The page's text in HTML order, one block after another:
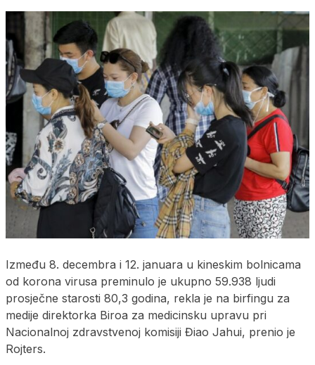
Između 8. decembra i 12. januara u kineskim bolnicama
od korona virusa preminulo je ukupno 59.938 ljudi
prosječne starosti 80,3 godina, rekla je na birfingu za
medije direktorka Biroa za medicinsku upravu pri
Nacionalnoj zdravstvenoj komisiji Điao Јahui, prenio je
Rojters.